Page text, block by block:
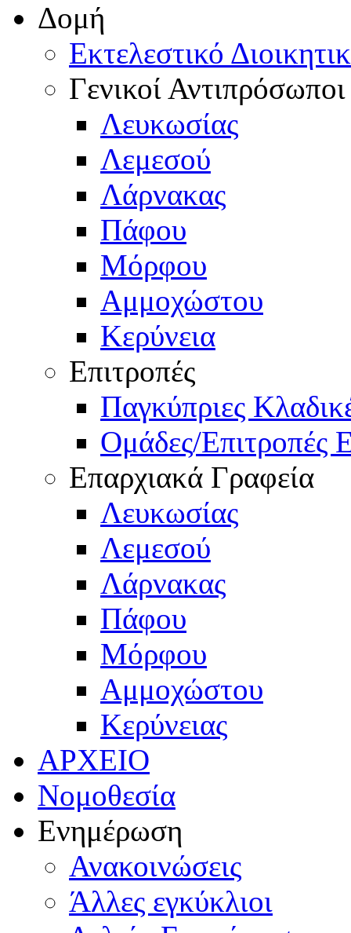
Δομή
Εκτελεστικό
Γενικοί Αντιπρόσωποι
Λευκωσίας
Λεμεσού
Λάρνακας
Πάφου
Μόρφου
Αμμοχώστου
Κερύνεια
Επιτροπές
Παγκύπριες
Ομάδες/Επιτροπές
Επαρχιακά Γραφεία
Λευκωσίας
Λεμεσού
Λάρνακας
Πάφου
Μόρφου
Αμμοχώστου
Κερύνειας
ΑΡΧΕΙΟ
Νομοθεσία
Ενημέρωση
Ανακοινώσεις
Άλλες εγκύκλιοι